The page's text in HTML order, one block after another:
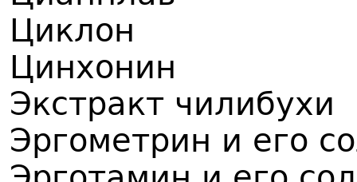
Циклон
Цинхонин
Экстракт чилибухи
Эргометрин и его